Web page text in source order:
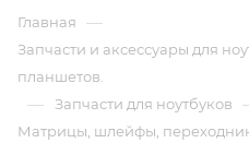
Главная —
Запчасти и аксессуары для
планшетов.
— Запчасти для ноутбуков
Матрицы, шлейфы,